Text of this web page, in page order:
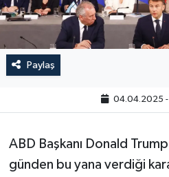
Paylaş
04.04.2025
ABD Başkanı Donald
günden bu yana verdiği